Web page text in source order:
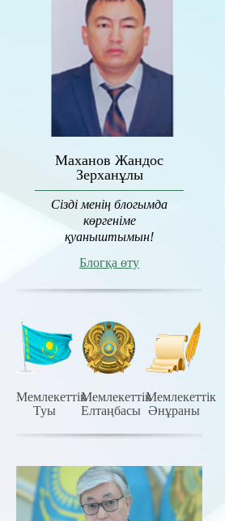
Маханов Жандос
Зерханұлы
Сізді менің блогымда
көргеніме
қуаныштымын!
Блогқа өту
Мемлекеттiк
Туы
Мемлекеттiк
Елтаңбасы
Мемлекеттiк
Әнұраны